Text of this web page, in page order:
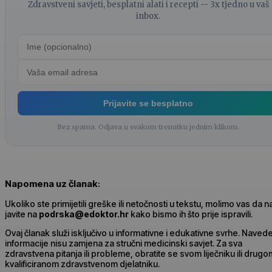
Zdravstveni savjeti, besplatni alati i recepti -- 3x tjedno u vaš
inbox.
Prijavite se besplatno
Bez spama. Odjava u svakom trenutku jednim klikom.
Napomena uz članak:
Ukoliko ste primijetili greške ili netočnosti u tekstu, molimo vas da
javite na podrska@edoktor.hr kako bismo ih što prije ispravili.
Ovaj članak služi isključivo u informativne i edukativne svrhe.
informacije nisu zamjena za stručni medicinski savjet. Za sva
zdravstvena pitanja ili probleme, obratite se svom liječniku ili
kvalificiranom zdravstvenom djelatniku.